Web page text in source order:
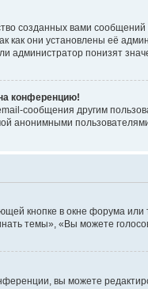
созданных вами
как они установлены её
понизят
конференцию!
сообщения другим
анонимными
кнопке в окне форума
темы», «Вы можете
вы можете